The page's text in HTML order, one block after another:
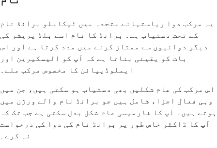
یہ مرکب دوا ریاستہائے متحدہ میں ٹیکاملو برانڈ نام
کے تحت دستیاب ہے۔ برانڈ کا نام اسے بلڈ پریشر کی
دیگر دوائیوں سے ممتاز کرنے میں مدد کرتا ہے اور اس
بات کو یقینی بناتا ہے کہ آپ کو الیسکیرین اور
ایملوڈیپائن کا مخصوص مرکب ملے۔
اس مرکب کی عام شکلیں بھی دستیاب ہو سکتی ہیں، جن میں
وہی فعال اجزاء شامل ہیں جو برانڈ نام والے ورژن میں
ہوتے ہیں۔ آپ کا فارمیسی عام شکل بدل سکتی ہے جب تک کہ
آپ کا ڈاکٹر خاص طور پر برانڈ نام کی دوا کی درخواست
نہ کرے۔